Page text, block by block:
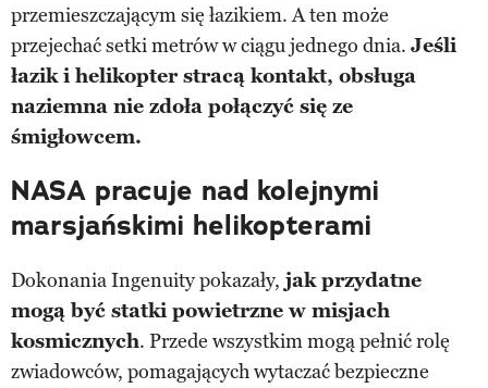
przemieszczającym się łazikiem. A ten może
przejechać setki metrów w ciągu jednego dnia. Jeśli
łazik i helikopter stracą kontakt, obsługa
naziemna nie zdoła połączyć się ze
śmigłowcem.
NASA pracuje nad kolejnymi
marsjańskimi helikopterami
Dokonania Ingenuity pokazały, jak przydatne
mogą być statki powietrzne w misjach
kosmicznych. Przede wszystkim mogą pełnić rolę
zwiadowców, pomagających wytaczać bezpieczne